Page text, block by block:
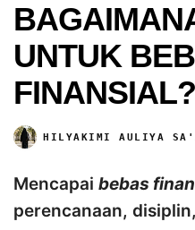
UNTUK
FINANSIAL?
HILYAKIMI AULIYA
Mencapai bebas
perencanaan,